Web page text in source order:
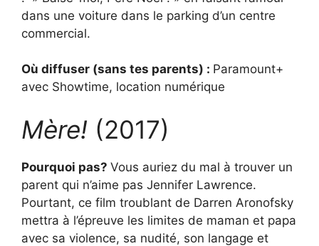
dans une voiture dans le parking d’un centre
commercial.
Où diffuser (sans tes parents) : Paramount+
avec Showtime, location numérique
Mère! (2017)
Pourquoi pas? Vous auriez du mal à trouver un
parent qui n’aime pas Jennifer Lawrence.
Pourtant, ce film troublant de Darren Aronofsky
mettra à l’épreuve les limites de maman et papa
avec sa violence, sa nudité, son langage et